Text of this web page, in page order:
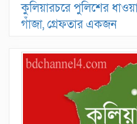
কুলিয়ারচরে পুলিশের
গাঁজা, গ্রেফতার একজন